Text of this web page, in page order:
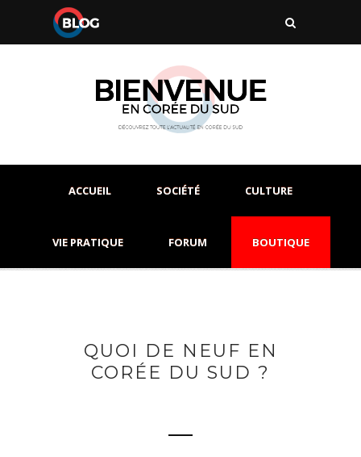
ACCUEIL SOCIÉTÉ CULTURE
VIE PRATIQUE FORUM BOUTIQUE
QUOI DE NEUF EN
CORÉE DU SUD ?